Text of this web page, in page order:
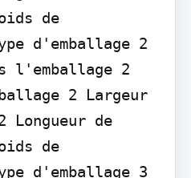
de
d'emballage 2
l'emballage 2
2 Largeur
Longueur de
de
d'emballage 3